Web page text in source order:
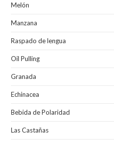
Melón
Manzana
Raspado de lengua
Oil Pulling
Granada
Echinacea
Bebida de Polaridad
Las Castañas